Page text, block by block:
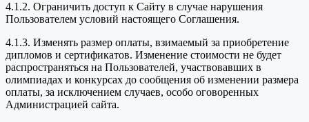
4.1.2. Ограничить доступ к Сайту в случае нарушения
Пользователем условий настоящего Соглашения.
4.1.3. Изменять размер оплаты, взимаемый за приобретение
дипломов и сертификатов. Изменение стоимости не будет
распространяться на Пользователей, участвовавших в
олимпиадах и конкурсах до сообщения об изменении размера
оплаты, за исключением случаев, особо оговоренных
Администрацией сайта.